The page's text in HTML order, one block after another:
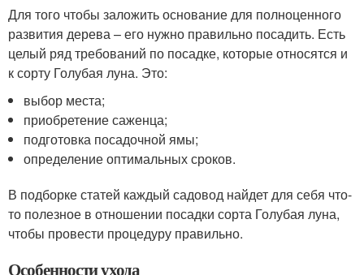
Для того чтобы заложить основание для полноценного
развития дерева – его нужно правильно посадить. Есть
целый ряд требований по посадке, которые относятся и
к сорту Голубая луна. Это:
выбор места;
приобретение саженца;
подготовка посадочной ямы;
определение оптимальных сроков.
В подборке статей каждый садовод найдет для себя что-
то полезное в отношении посадки сорта Голубая луна,
чтобы провести процедуру правильно.
Особенности ухода